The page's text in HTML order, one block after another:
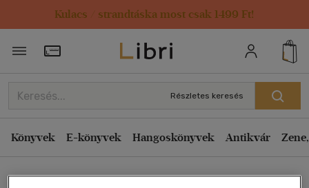
Kulacs / strandtáska most csak 1499 Ft!
Törzsvásárlói Kártya adatai
Részletes keresés
Könyvek E-könyvek Hangoskönyvek Antikvár
Rendezés
Kiadás éve szerint csökkenő
Ár szerint csökkenő
Eladott darabszám szerint csökkenő